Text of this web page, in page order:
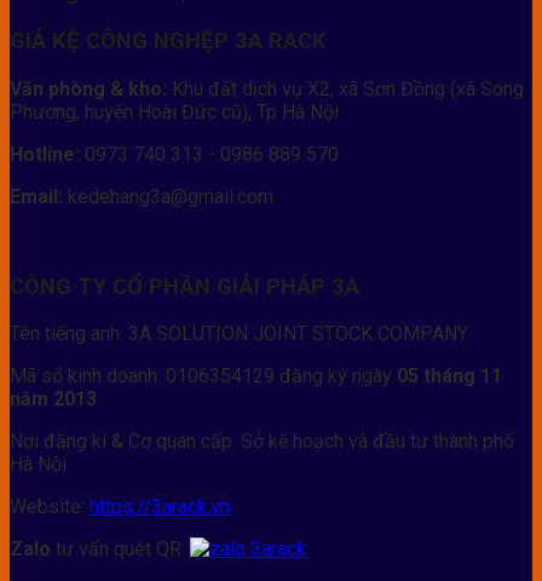
GIÁ KỆ CÔNG NGHỆP 3A RACK
Văn phòng & kho: Khu đất dịch vụ X2, xã Sơn Đồng (xã Song
Phương, huyện Hoài Đức cũ), Tp Hà Nội
Hotline: 0973 740 313 - 0986 889 570
Email: kedehang3a@gmail.com
CÔNG TY CỔ PHẦN GIẢI PHÁP 3A
Tên tiếng anh: 3A SOLUTION JOINT STOCK COMPANY
Mã số kinh doanh: 0106354129 đăng ký ngày 05 tháng 11
năm 2013
Nơi đăng kí & Cơ quan cấp: Sở kế hoạch và đầu tư thành phố
Hà Nội
Website: https://3arack.vn
Zalo tư vấn quét QR: